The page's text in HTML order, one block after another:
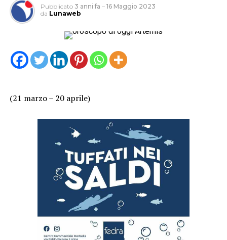
Pubblicato 3 anni fa – 16 Maggio 2023
da Lunaweb
(21 marzo – 20 aprile)